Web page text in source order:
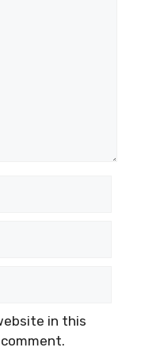
in this